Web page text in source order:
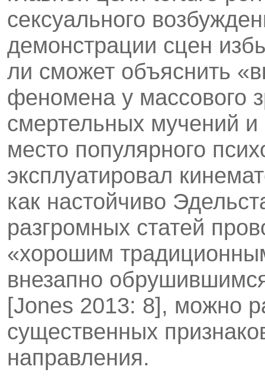
сексуального
демонстрации сцен
ли сможет объяснить
феномена у массового
смертельных мучений
место популярного
эксплуатировал
как настойчиво
разгромных статей
«хорошим
внезапно
[Jones 2013: 8], можно
существенных
направления.